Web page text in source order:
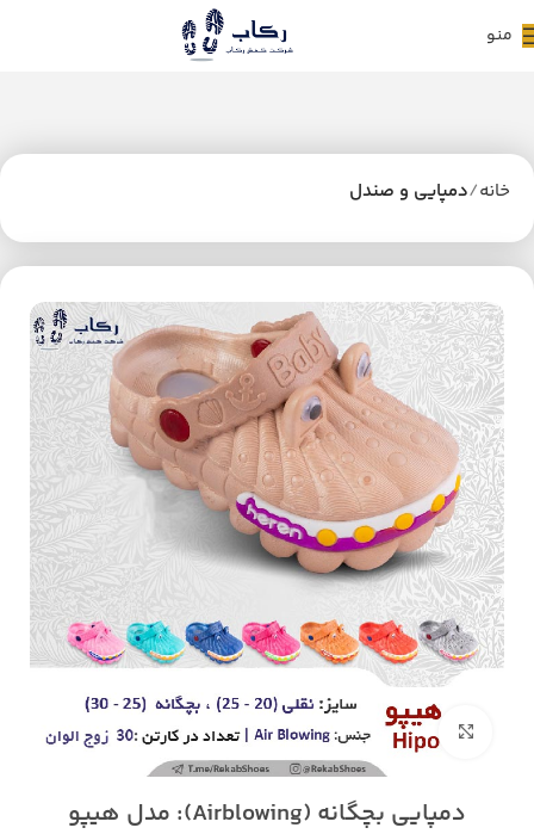
منو
خانه دمپایی و صندل
دمپایی بچگانه (Airblowing): مدل هیپو
بزرگنمایی تصویر